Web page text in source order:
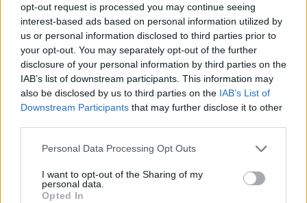
opt-out request is processed you may continue seeing
interest-based ads based on personal information utilized by
us or personal information disclosed to third parties prior to
your opt-out. You may separately opt-out of the further
disclosure of your personal information by third parties on the
IAB’s list of downstream participants. This information may
also be disclosed by us to third parties on the IAB’s List of
Downstream Participants that may further disclose it to other
Personal Data Processing Opt Outs
I want to opt-out of the Sharing of my
personal data.
Opted In
LATVIJAS PĒRLES
FOTO: Klostera dzīves noslēpumi –
ielūkojamies Viļānu Svētā Alberta
Lielā klostera tēvu ikdienā
PERSONĪBAS
«Mana eksistences forma kopš
bērnības – cīņa.» Lauris Dzelzītis par
panikas lēkmēm, vientulību un
atgriešanos teātrī